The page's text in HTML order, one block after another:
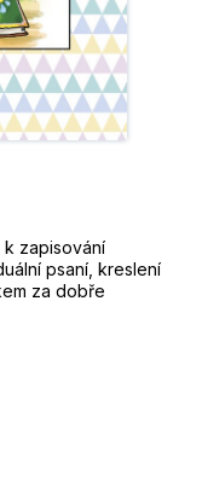
k zapisování
psaní, kreslení
za dobře